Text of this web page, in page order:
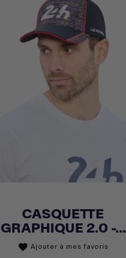
CASQUETTE
GRAPHIQUE 2.0 -...
favorite Ajouter à mes favoris